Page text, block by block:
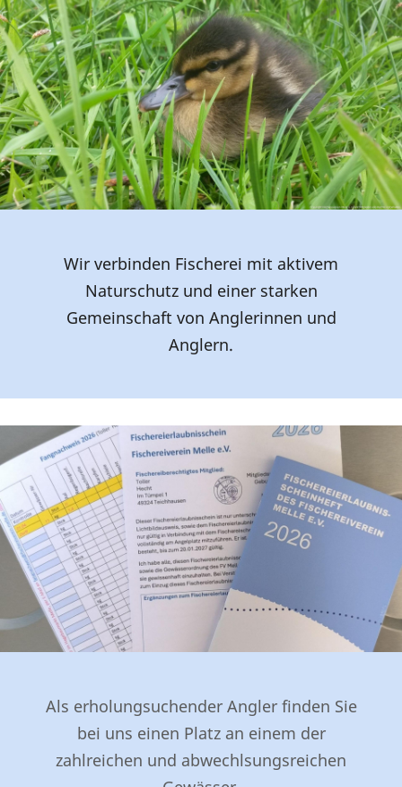
Wir verbinden Fischerei mit aktivem
Naturschutz und einer starken
Gemeinschaft von Anglerinnen und
Anglern.
Als erholungsuchender Angler finden Sie
bei uns einen Platz an einem der
zahlreichen und abwechlsungsreichen